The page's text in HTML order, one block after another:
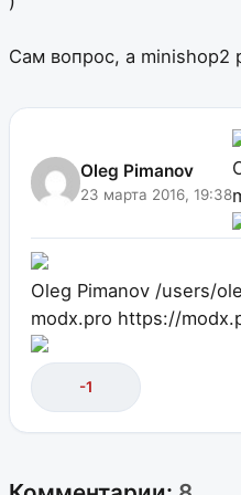
Сам вопрос, а minishop2
Oleg Pimanov
23 марта 2016, 19:38
Oleg Pimanov /users/
modx.pro https://
-1